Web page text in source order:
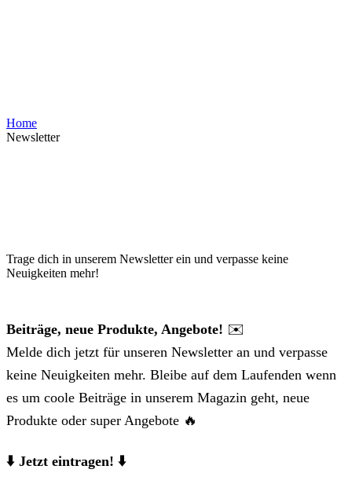
Home
Newsletter
Trage dich in unserem Newsletter ein und verpasse keine
Neuigkeiten mehr!
Beiträge, neue Produkte, Angebote! ✉️
Melde dich jetzt für unseren Newsletter an und verpasse
keine Neuigkeiten mehr. Bleibe auf dem Laufenden wenn
es um coole Beiträge in unserem Magazin geht, neue
Produkte oder super Angebote 🔥
⬇️ Jetzt eintragen! ⬇️